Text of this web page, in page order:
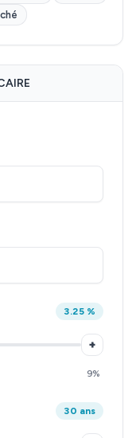
3.25 %
+
9%
30 ans